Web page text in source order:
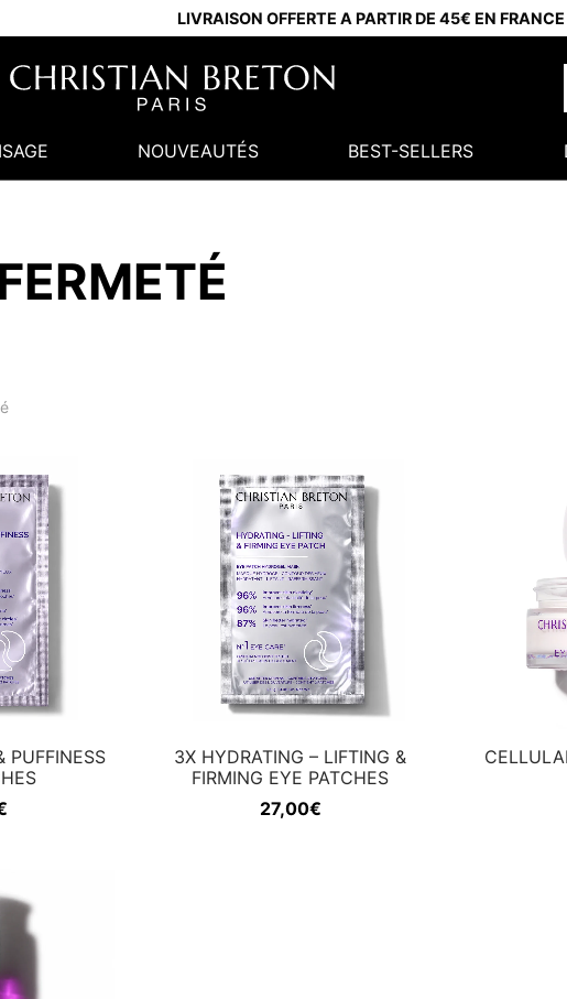
LIVRAISON OFFERTE A PARTIR DE 45€ EN
NOUVEAUTÉS BEST-SELLERS
PUFFINESS
3X HYDRATING – LIFTING &
FIRMING EYE PATCHES
27,00€